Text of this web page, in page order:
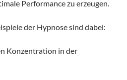
Performance zu erzeugen.
der Hypnose sind dabei:
Konzentration in der